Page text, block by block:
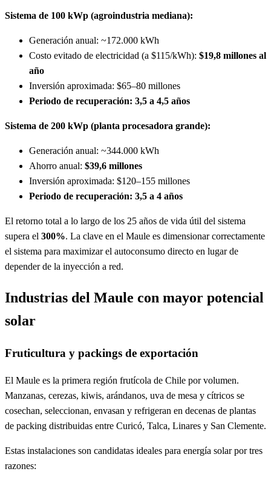
Sistema de 100 kWp (agroindustria mediana):
Generación anual: ~172.000 kWh
Costo evitado de electricidad (a $115/kWh): $19,8 millones al
año
Inversión aproximada: $65–80 millones
Periodo de recuperación: 3,5 a 4,5 años
Sistema de 200 kWp (planta procesadora grande):
Generación anual: ~344.000 kWh
Ahorro anual: $39,6 millones
Inversión aproximada: $120–155 millones
Periodo de recuperación: 3,5 a 4 años
El retorno total a lo largo de los 25 años de vida útil del sistema
supera el 300%. La clave en el Maule es dimensionar correctamente
el sistema para maximizar el autoconsumo directo en lugar de
depender de la inyección a red.
Industrias del Maule con mayor potencial
solar
Fruticultura y packings de exportación
El Maule es la primera región frutícola de Chile por volumen.
Manzanas, cerezas, kiwis, arándanos, uva de mesa y cítricos se
cosechan, seleccionan, envasan y refrigeran en decenas de plantas
de packing distribuidas entre Curicó, Talca, Linares y San Clemente.
Estas instalaciones son candidatas ideales para energía solar por tres
razones: